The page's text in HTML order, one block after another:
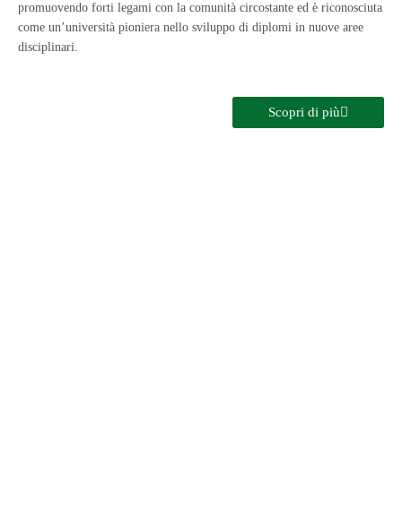
promuovendo forti legami con la comunità circostante ed è riconosciuta
come un’università pioniera nello sviluppo di diplomi in nuove aree
disciplinari.
Scopri di più